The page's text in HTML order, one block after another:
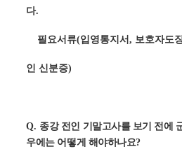
다.
필요서류(입영통지서, 보호자도
인 신분증)
Q. 종강 전인 기말고사를 보기 전에
우에는 어떻게 해야하나요?